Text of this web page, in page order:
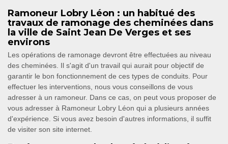
Ramoneur Lobry Léon : un habitué des
travaux de ramonage des cheminées dans
la ville de Saint Jean De Verges et ses
environs
Les opérations de ramonage devront être effectuées au niveau
des cheminées. Il s'agit d'un travail qui aurait pour objectif de
garantir le bon fonctionnement de ces types de conduits. Pour
effectuer les interventions, nous vous conseillons de vous
adresser à un ramoneur. Dans ce cas, on peut vous proposer de
vous adresser à Ramoneur Lobry Léon qui a plusieurs années
d'expérience. Si vous avez besoin d'autres informations, il suffit
de visiter son site internet.